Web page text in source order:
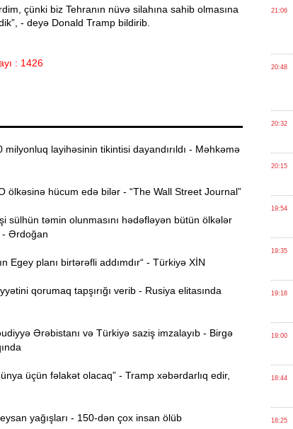
çünki biz Tehranın nüvə silahına sahib olmasına
- deyə Donald Tramp bildirib.
: 1426
layihəsinin tikintisi dayandırıldı - Məhkəmə
ölkəsinə hücum edə bilər - “The Wall Street Journal”
sülhün təmin olunmasını hədəfləyən bütün ölkələr
- Ərdoğan
Egey planı birtərəfli addımdır“ - Türkiyə XİN
qorumaq tapşırığı verib - Rusiya elitasında
Ərəbistanı və Türkiyə saziş imzalayıb - Birgə
üçün fəlakət olacaq” - Tramp xəbərdarlıq edir,
yağışları - 150-dən çox insan ölüb
21:06
20:48
20:32
20:15
19:54
19:35
19:18
19:00
18:44
18:25